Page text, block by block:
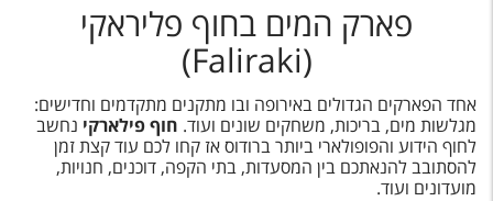
פארק המים בחוף פליראקי
(Faliraki)
אחד הפארקים הגדולים באירופה ובו מתקנים מתקדמים וחדישים:
מגלשות מים, בריכות, משחקים שונים ועוד. חוף פילארקי נחשב
לחוף הידוע והפופולארי ביותר ברודוס אז קחו לכם עוד קצת זמן
להסתובב להנאתכם בין המסעדות, בתי הקפה, דוכנים, חנויות,
מועדונים ועוד.